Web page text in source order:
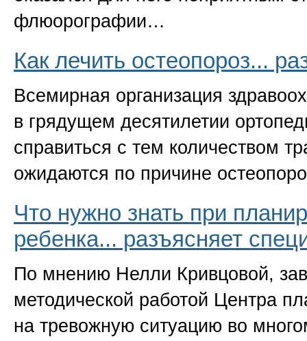
флюорографии…
Как лечить остеопороз...
Всемирная организация
в грядущем десятилетии
справиться с тем количеством
ожидаются по причине
Что нужно знать при
ребенка... разъясняет
По мнению Нелли Кривцовой,
методической работой Центра
на тревожную ситуацию во